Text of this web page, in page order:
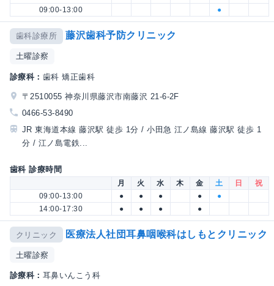
09:00-13:00
●
歯科診療所 藤沢歯科予防クリニック
土曜診察
診療科： 歯科 矯正歯科
〒2510055 神奈川県藤沢市南藤沢 21-6-2F
0466-53-8490
JR 東海道本線 藤沢駅 徒歩 1分 / 小田急 江ノ島線 藤沢駅 徒歩 1
分 / 江ノ島電鉄...
歯科 診療時間
月 火 水 木 金 土 日
祝
09:00-13:00
● ● ● ●
●
14:00-17:30
● ● ● ●
クリニック 医療法人社団耳鼻咽喉科はしもとクリニック
土曜診察
診療科： 耳鼻いんこう科